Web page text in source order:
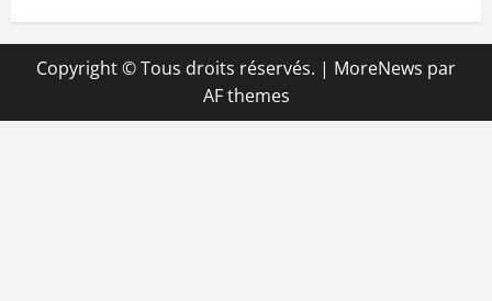
Copyright © Tous droits réservés. | MoreNews par
AF themes